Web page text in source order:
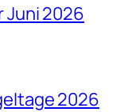
2026
2026